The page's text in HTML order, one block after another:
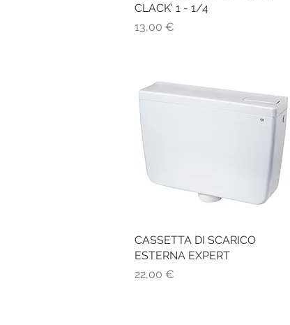
CLACK' 1 - 1/4
Prezzo
13,00 €
Vista rapida
CASSETTA DI SCARICO
ESTERNA EXPERT
Prezzo
22,00 €